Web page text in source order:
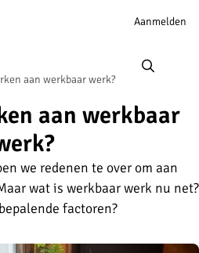
Account
Aanmelden
aan werkbaar werk?
aan werkbaar
we redenen te over om aan
wat is werkbaar werk nu net?
factoren?